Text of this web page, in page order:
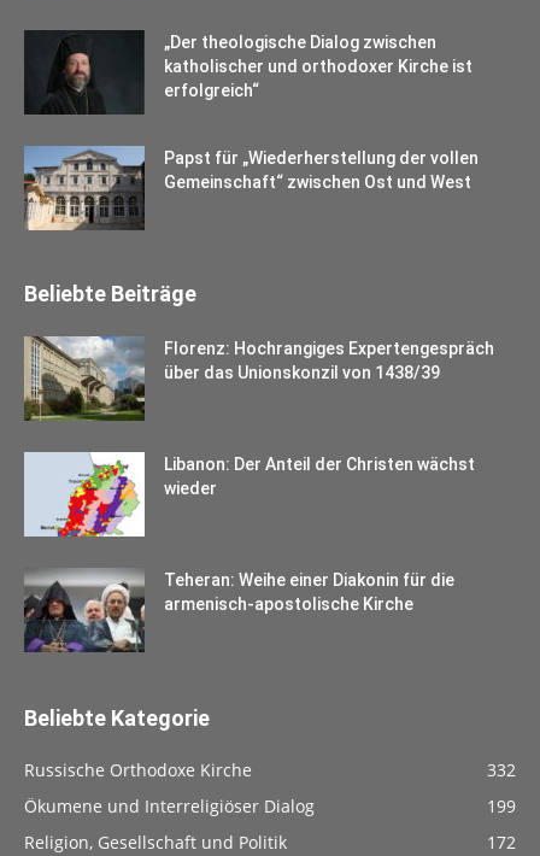
„Der theologische Dialog zwischen
katholischer und orthodoxer Kirche ist
erfolgreich“
Papst für „Wiederherstellung der vollen
Gemeinschaft“ zwischen Ost und West
Beliebte Beiträge
Florenz: Hochrangiges Expertengespräch
über das Unionskonzil von 1438/39
Libanon: Der Anteil der Christen wächst
wieder
Teheran: Weihe einer Diakonin für die
armenisch-apostolische Kirche
Beliebte Kategorie
Russische Orthodoxe Kirche
332
Ökumene und Interreligiöser Dialog
199
Religion, Gesellschaft und Politik
172